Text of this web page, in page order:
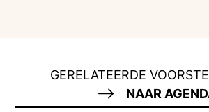
GERELATEERDE
NAAR